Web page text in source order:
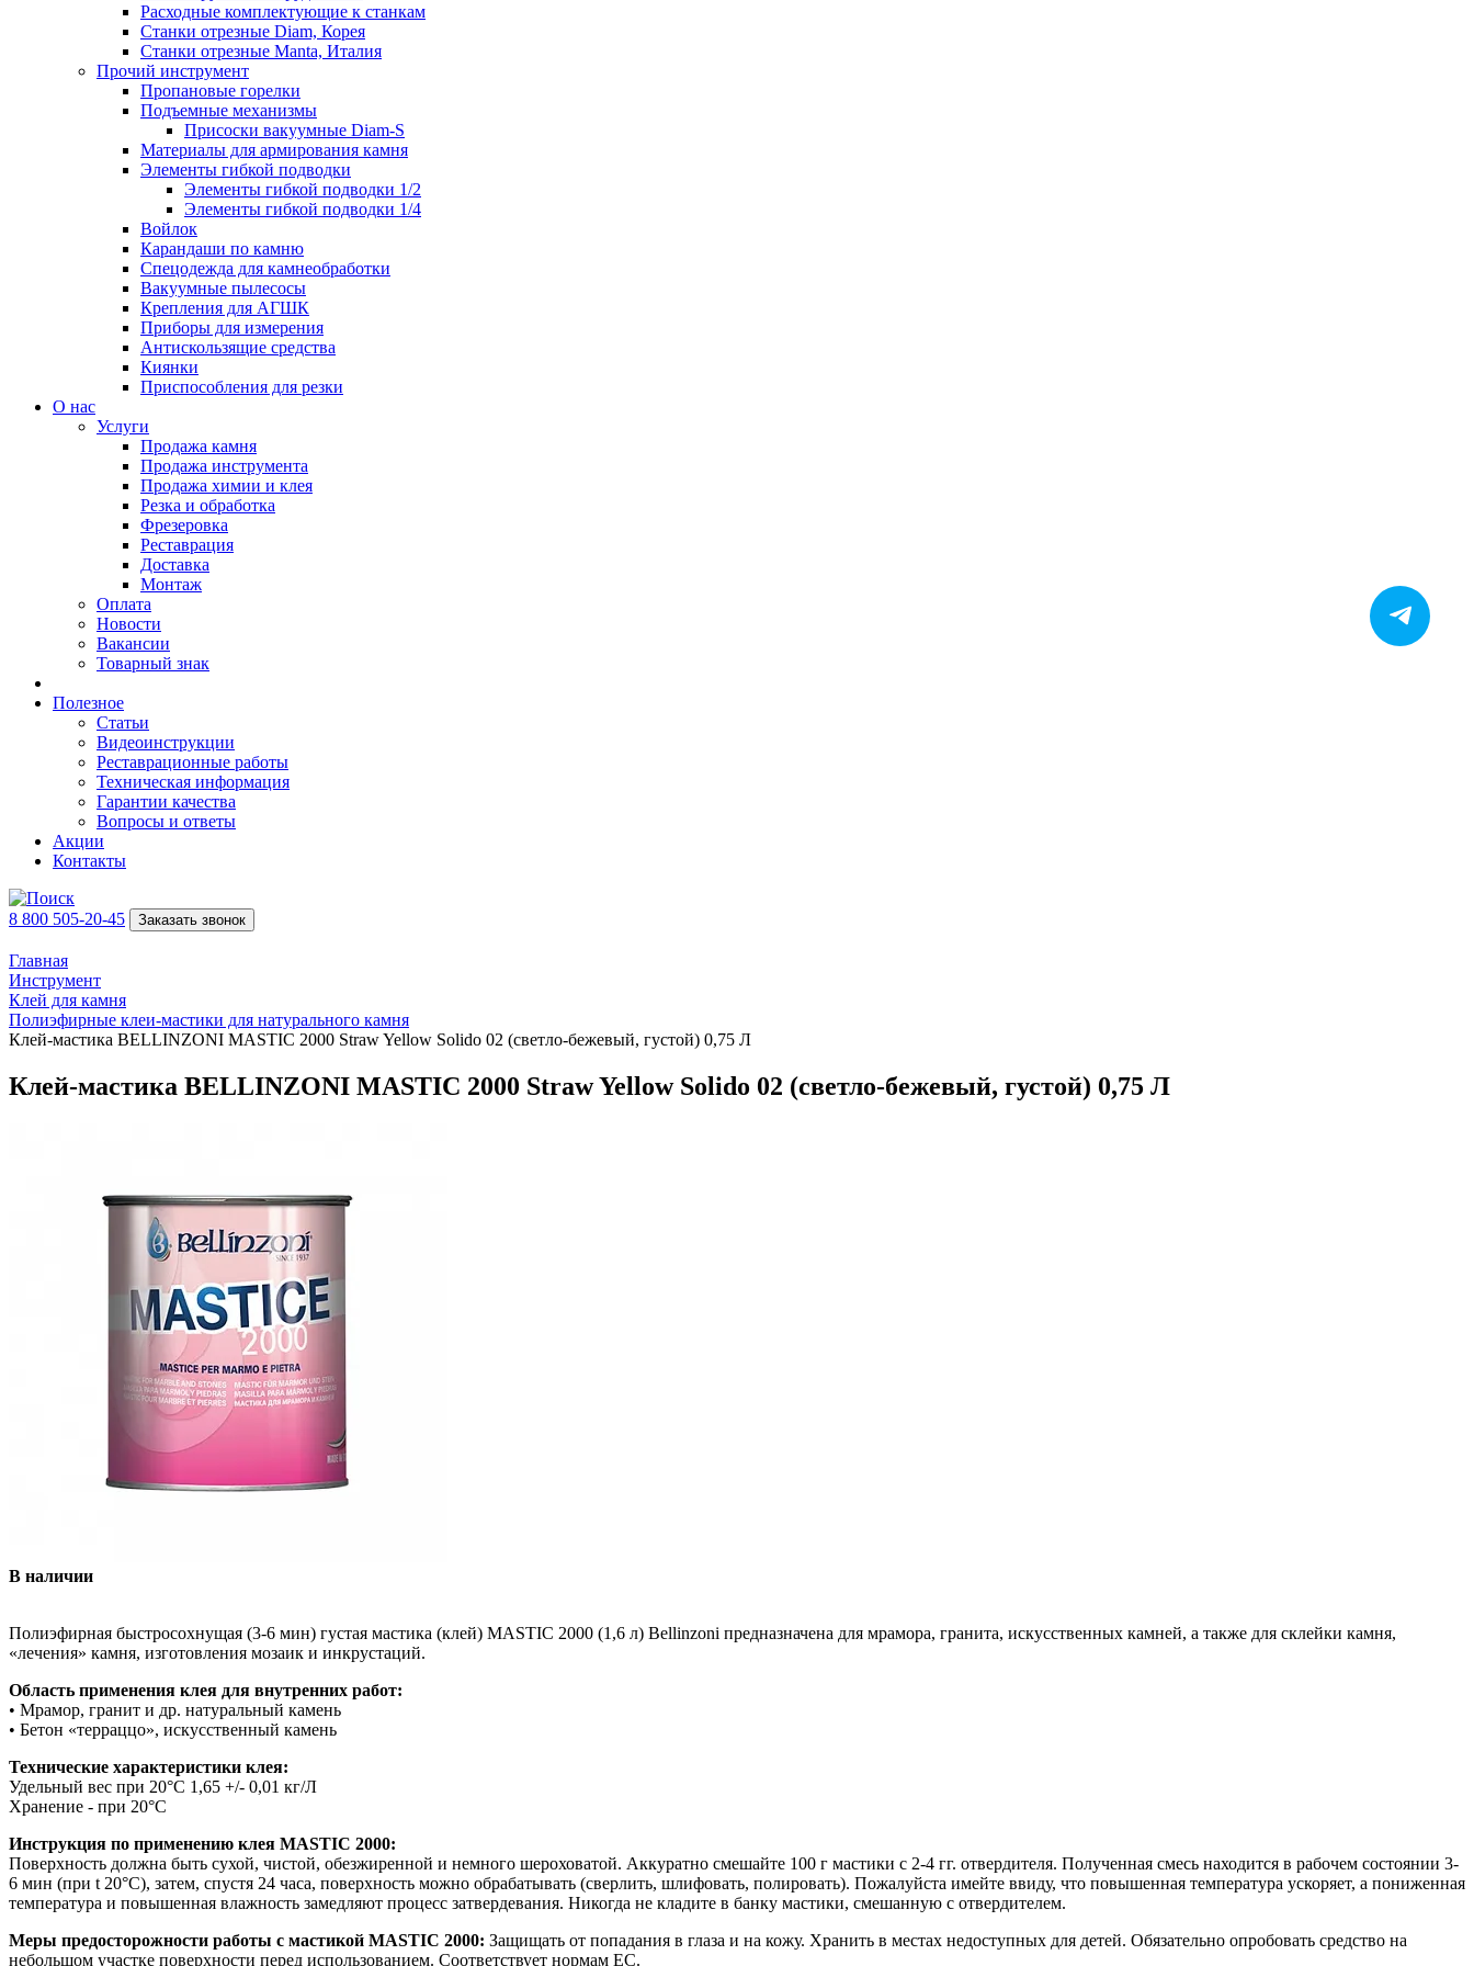
Расходные комплектующие к станкам
Станки отрезные Diam, Корея
Станки отрезные Manta, Италия
Прочий инструмент
Пропановые горелки
Подъeмные механизмы
Присоски вакуумные Diam-S
Материалы для армирования камня
Элементы гибкой подводки
Элементы гибкой подводки 1/2
Элементы гибкой подводки 1/4
Войлок
Карандаши по камню
Спецодежда для камнеобработки
Вакуумные пылесосы
Крепления для АГШК
Приборы для измерения
Антискользящие средства
Киянки
Приспособления для резки
О нас
Услуги
Продажа камня
Продажа инструмента
Продажа химии и клея
Резка и обработка
Фрезеровка
Реставрация
Доставка
Монтаж
Оплата
Новости
Вакансии
Товарный знак
Полезное
Статьи
Видеоинструкции
Реставрационные работы
Техническая информация
Гарантии качества
Вопросы и ответы
Акции
Контакты
8 800 505-20-45 Заказать звонок
Главная
Инструмент
Клей для камня
Полиэфирные клеи-мастики для натурального камня
Клей-мастика BELLINZONI MASTIC 2000 Straw Yellow Solido 02 (светло-бежевый, густой) 0,75 Л
Клей-мастика BELLINZONI MASTIC 2000 Straw Yellow Solido 02 (светло-бежевый, густой) 0,75 Л
В наличии
Полиэфирная быстросохнущая (3-6 мин) густая мастика (клей) MASTIC 2000 (1,6 л) Bellinzoni предназначена для мрамора, гранита, искусственных камней, а также для склейки камня,
«лечения» камня, изготовления мозаик и инкрустаций.
Область применения клея для внутренних работ:
• Мрамор, гранит и др. натуральный камень
• Бетон «терраццо», искусственный камень
Технические характеристики клея:
Удельный вес при 20°C 1,65 +/- 0,01 кг/Л
Хранение - при 20°С
Инструкция по применению клея MASTIC 2000:
Поверхность должна быть сухой, чистой, обезжиренной и немного шероховатой. Аккуратно смешайте 100 г мастики с 2-4 гг. отвердителя. Полученная смесь находится в рабочем состоянии 3-
6 мин (при t 20°С), затем, спустя 24 часа, поверхность можно обрабатывать (сверлить, шлифовать, полировать). Пожалуйста имейте ввиду, что повышенная температура ускоряет, а пониженная
температура и повышенная влажность замедляют процесс затвердевания. Никогда не кладите в банку мастики, смешанную с отвердителем.
Меры предосторожности работы с мастикой MASTIC 2000: Защищать от попадания в глаза и на кожу. Хранить в местах недоступных для детей. Обязательно опробовать средство на
небольшом участке поверхности перед использованием. Соответствует нормам ЕС.